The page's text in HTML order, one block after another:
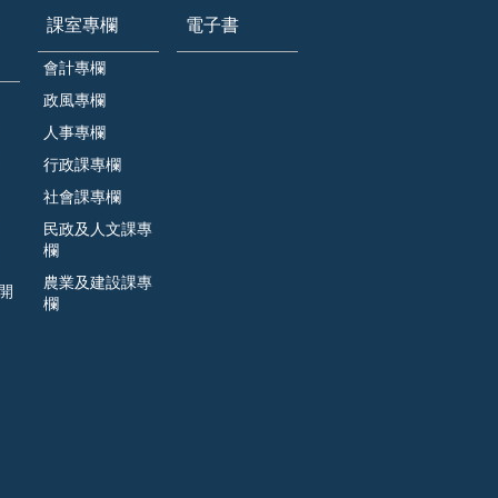
課室專欄
會計專欄
政風專欄
人事專欄
行政課專欄
社會課專欄
民政及人文課專
欄
農業及建設課專
欄
電子書